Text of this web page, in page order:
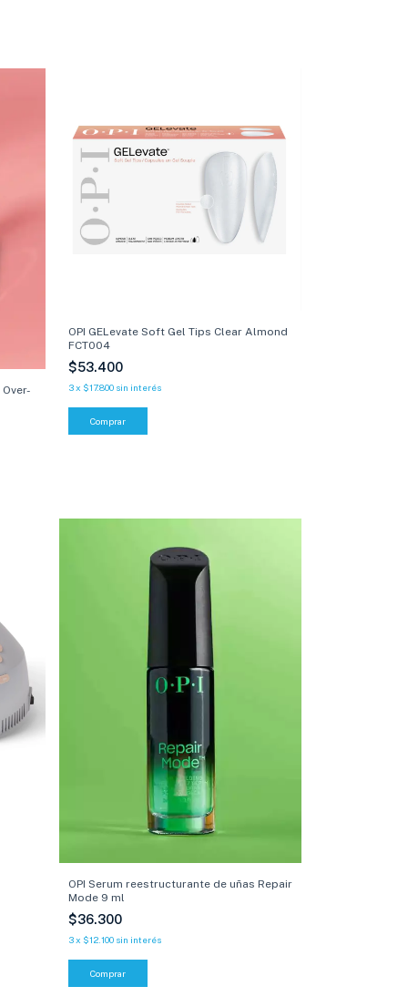
OPI GELevate Soft Gel Tips Clear Almond
FCT004
$53.400
3x $17.800 sin interés
OPI Serum reestructurante de uñas Repair
Mode 9 ml
$36.300
3x $12.100 sin interés